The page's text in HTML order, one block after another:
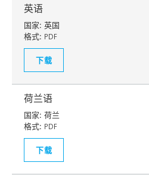
英语
国家: 英国
格式: PDF
下载
荷兰语
国家: 荷兰
格式: PDF
下载